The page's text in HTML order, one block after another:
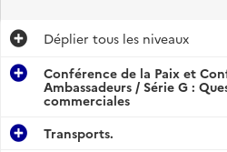
Déplier tous les niveaux
Conférence de la Paix et
Ambassadeurs / Série G :
commerciales
Transports.